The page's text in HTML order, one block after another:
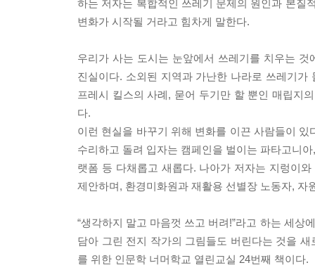
하는 저자는 복합적인 쓰레기 문제의 원인과 본질
변화가 시작될 거라고 힘차게 말한다.
우리가 사는 도시는 눈앞에서 쓰레기를 치우는
진실이다. 소외된 지역과 가난한 나라로 쓰레기
프레시 킬스의 사례, 묻어 두기만 할 뿐인 매립지
다.
이런 현실을 바꾸기 위해 변화를 이끈 사람들이 있
수리하고 돌려 입자는 캠페인을 벌이는 파타고니
랫폼 등 다채롭고 새롭다. 나아가 저자는 지렁이
제안하며, 환경미화원과 재활용 선별장 노동자,
“생각하지 말고 마음껏 쓰고 버려!”라고 하는 세
담아 그린 전지 작가의 그림들도 버린다는 것을
를 위한 인문학 너머학교 열린교실 24번째 책이다.